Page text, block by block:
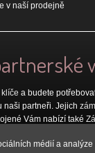
v naší prodejně
a budete
naši partneři. Jejich
Vám nabízí také
médií a